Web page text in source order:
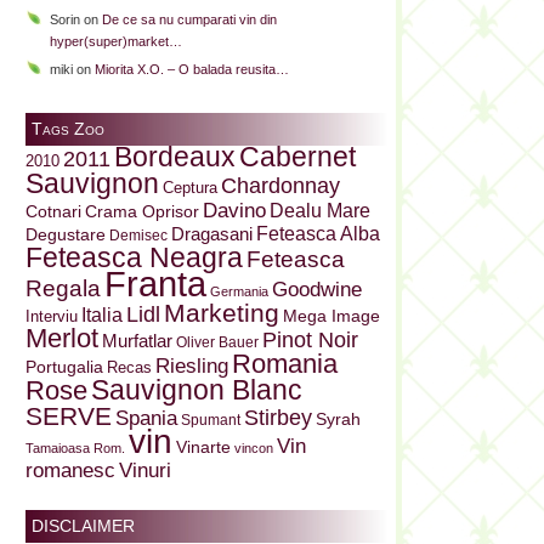
Sorin on De ce sa nu cumparati vin din
hyper(super)market…
miki on Miorita X.O. – O balada reusita…
Tags Zoo
2010 2011 BordeauxCabernet
Sauvignon Ceptura Chardonnay
Cotnari Crama Oprisor Davino Dealu Mare
Degustare Demisec Dragasani Feteasca Alba
Feteasca NeagraFeteasca
Regala Franta Germania Goodwine
Interviu Italia Lidl Marketing Mega Image
Merlot Murfatlar Oliver Bauer Pinot Noir
Portugalia Recas Riesling Romania
RoseSauvignon Blanc
SERVE Spania Spumant Stirbey Syrah
Tamaioasa Rom. vin Vinarte vincon Vin
romanesc Vinuri
DISCLAIMER